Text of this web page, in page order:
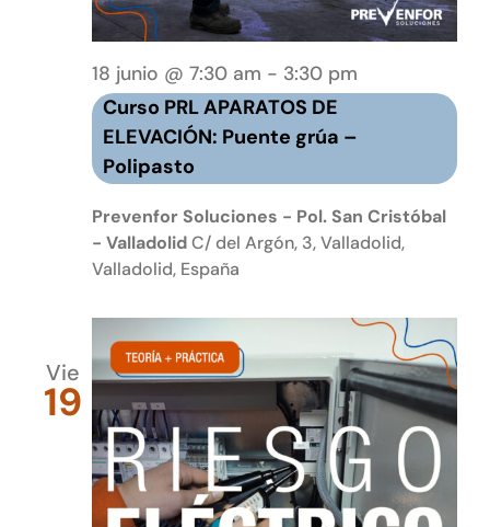
18 junio @ 7:30 am - 3:30 pm
PRL
Puente
grúa
–
Curso PRL APARATOS DE
ELEVACIÓN: Puente grúa –
Polipasto
Prevenfor Soluciones - Pol. San Cristóbal
- ValladolidC/ del Argón, 3, Valladolid,
Valladolid, España
Vie
19